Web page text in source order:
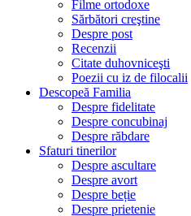
Filme ortodoxe
Sărbători creştine
Despre post
Recenzii
Citate duhovniceşti
Poezii cu iz de filocalii
Descopeă Familia
Despre fidelitate
Despre concubinaj
Despre răbdare
Sfaturi tinerilor
Despre ascultare
Despre avort
Despre beție
Despre prietenie